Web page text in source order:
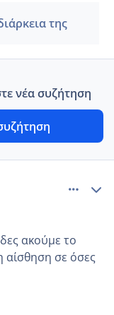
της
νέα συζήτηση
ακούμε το
αίσθηση σε όσες